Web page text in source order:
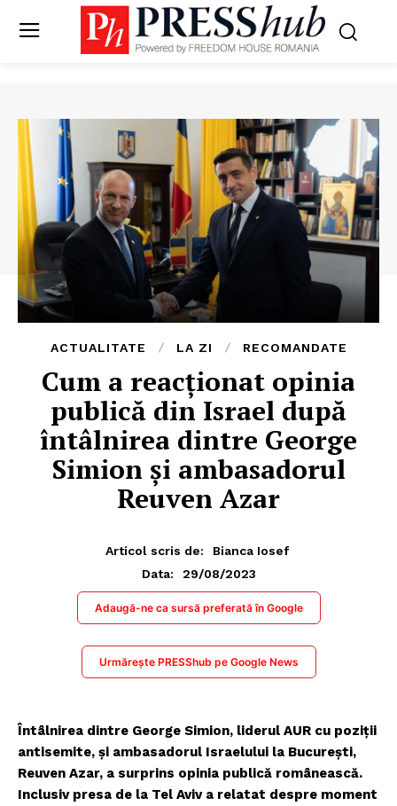
ACTUALITATE LA ZI RECOMANDATE
Cum a reacționat opinia
publică din Israel după
întâlnirea dintre George
Simion și ambasadorul
Reuven Azar
Articol scris de:
Bianca Iosef
Data:
29/08/2023
Adaugă-ne ca sursă preferată în Google
Urmărește PRESShub pe Google News
Întâlnirea dintre George Simion, liderul AUR cu poziții
antisemite, și ambasadorul Israelului la București,
Reuven Azar, a surprins opinia publică românească.
Inclusiv presa de la Tel Aviv a relatat despre moment